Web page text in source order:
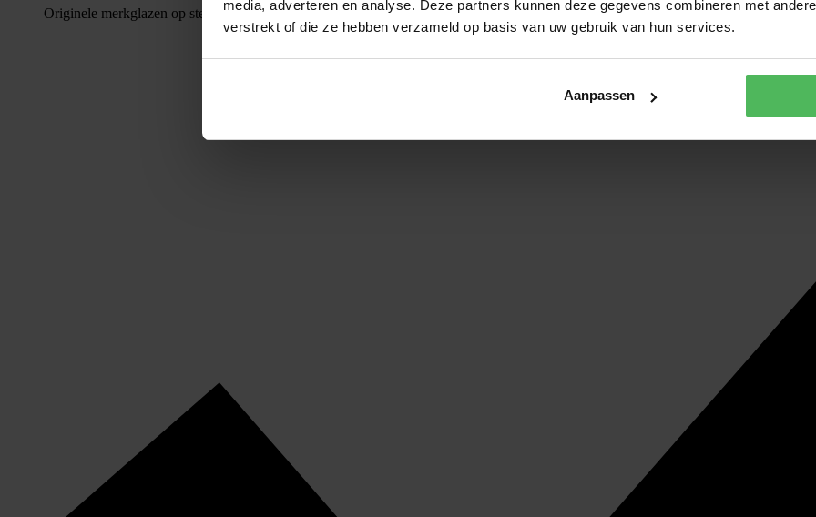
media, adverteren en analyse. Deze partners kunnen deze gegevens combineren met
verstrekt of die ze hebben verzameld op basis van uw gebruik van hun services.
Aanpassen
Originele merkglazen op sterkte